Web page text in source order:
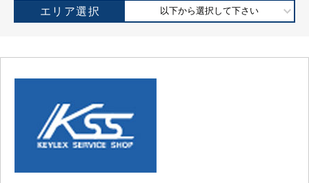
エリア選択 以下から選択して下さい